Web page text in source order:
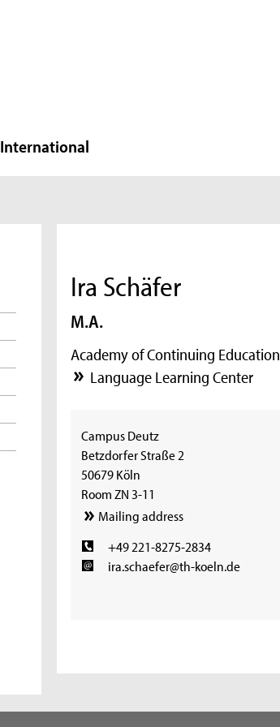
International
Ira Schäfer
M.A.
Academy of Continuing Education
Language Learning Center
Campus Deutz
Betzdorfer Straße 2
50679 Köln
Room ZN 3-11
Mailing address
+49 221-8275-2834
ira.schaefer@th-koeln.de